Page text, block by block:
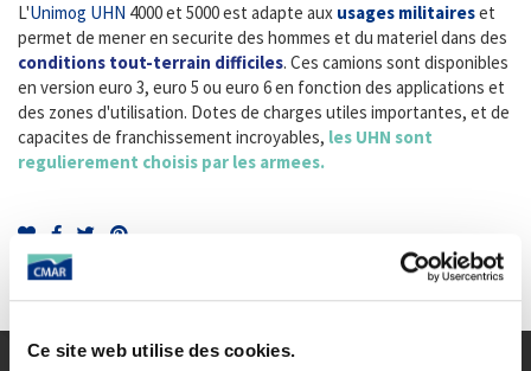
Ce site web utilise des cookies.
L'Unimog UHN 4000 et 5000 est adapte aux usages militaireset
permet de mener en securite des hommes et du materiel dans des
conditions tout-terrain difficiles. Ces camions sont disponibles
en version euro 3, euro 5 ou euro 6 en fonction des applications et
des zones d'utilisation. Dotes de charges utiles importantes, et de
capacites de franchissement incroyables, les UHN sont
regulierement choisis par les armees.
militaire,armee,Unimog,puissance,fiabilite,reference